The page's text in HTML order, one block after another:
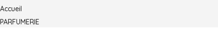
Accueil
PARFUMERIE